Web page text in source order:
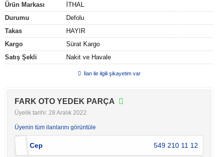
Ürün Markası
İTHAL
Durumu
Defolu
Takas
HAYIR
Kargo
Sürat Kargo
Satış Şekli
Nakit ve Havale
İlan ile ilgili şikayetim var
FARK OTO YEDEK PARÇA
Üyelik tarihi: 28 Aralık 2022
Üyenin tüm ilanlarını görüntüle
Cep 549 210 11 12